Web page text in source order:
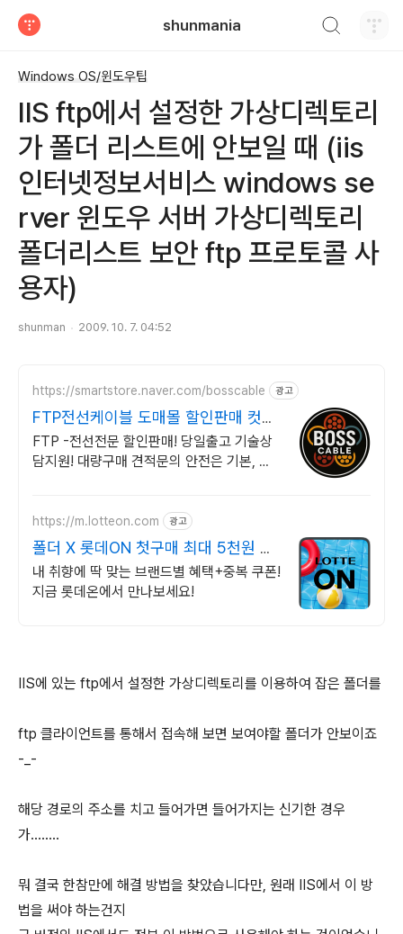
shunmania
Windows OS/윈도우팁
IIS ftp에서 설정한 가상디렉토리
가 폴더 리스트에 안보일 때 (iis
인터넷정보서비스 windows se
rver 윈도우 서버 가상디렉토리
폴더리스트 보안 ftp 프로토콜 사
용자)
shunman 2009. 10. 7. 04:52
https://smartstore.naver.com/bosscable 광고
FTP전선케이블 도매몰 할인판매 컷팅
판매 오늘출발
FTP -전선전문 할인판매! 당일출고 기술상
담지원! 대량구매 견적문의 안전은 기본, 가
https://m.lotteon.com 광고
폴더 X 롯데ON 첫구매 최대 5천원 혜
택!
내 취향에 딱 맞는 브랜드별 혜택+중복 쿠폰!
지금 롯데온에서 만나보세요!
IIS에 있는 ftp에서 설정한 가상디렉토리를 이용하여 잡은 폴더를
ftp 클라이언트를 통해서 접속해 보면 보여야할 폴더가 안보이죠
-_-
해당 경로의 주소를 치고 들어가면 들어가지는 신기한 경우
가........
뭐 결국 한참만에 해결 방법을 찾았습니다만, 원래 IIS에서 이 방
법을 써야 하는건지